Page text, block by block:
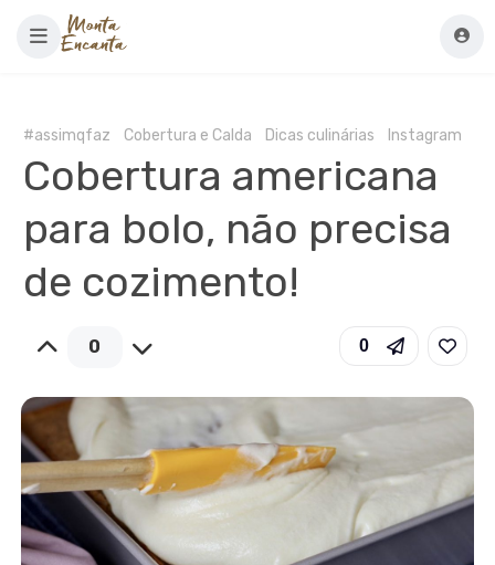
#assimqfaz Cobertura e Calda Dicas culinárias Instagram
Cobertura americana
para bolo, não precisa
de cozimento!
0 0